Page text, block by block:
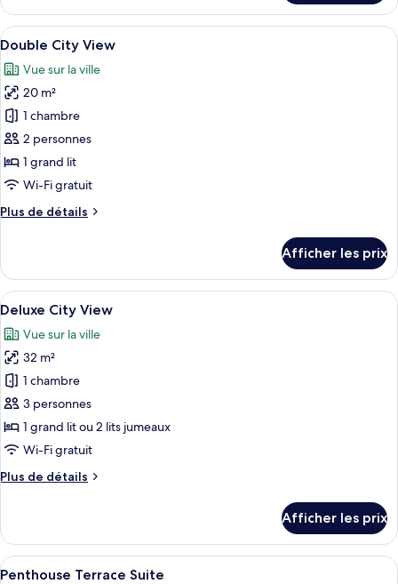
Double
Calm
Afficher
toutes
les
photos
pour
ce
type
de
chambre :
Double
Une chambre à coucher avec un lit,
17
Double City View
Vue sur la ville
20 m²
1 chambre
2 personnes
1 grand lit
Wi-Fi gratuit
Plus de détails
Plus
Double
City
View
Afficher les prix
Afficher
toutes
les
photos
pour
ce
type
de
chambre :
Deluxe
Une chambre spacieuse avec un
26
Deluxe City View
Vue sur la ville
32 m²
1 chambre
3 personnes
1 grand lit ou 2 lits jumeaux
Wi-Fi gratuit
Plus de détails
Plus
Deluxe
City
View
Afficher les prix
Afficher
Un salon moderne doté d’un haut
17
Penthouse Terrace Suite